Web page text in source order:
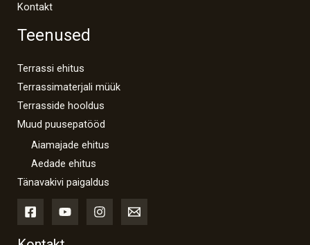
Kontakt
Teenused
Terrassi ehitus
Terrassimaterjali müük
Terrasside hooldus
Muud puusepatööd
Aiamajade ehitus
Aedade ehitus
Tänavakivi paigaldus